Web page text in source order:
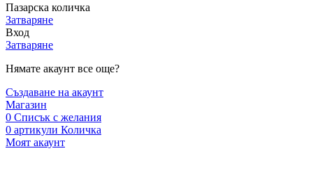
Пазарска количка
Затваряне
Вход
Затваряне
Нямате акаунт все още?
Създаване на акаунт
Магазин
0 Списък с желания
0 артикули Количка
Моят акаунт